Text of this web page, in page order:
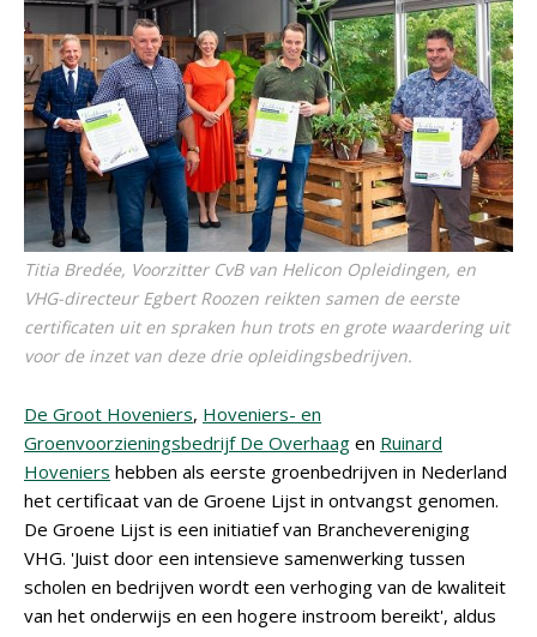
Titia Bredée, Voorzitter CvB van Helicon Opleidingen, en
VHG-directeur Egbert Roozen reikten samen de eerste
certificaten uit en spraken hun trots en grote waardering uit
voor de inzet van deze drie opleidingsbedrijven.
De Groot Hoveniers, Hoveniers- en
Groenvoorzieningsbedrijf De Overhaag en Ruinard
Hoveniers hebben als eerste groenbedrijven in Nederland
het certificaat van de Groene Lijst in ontvangst genomen.
De Groene Lijst is een initiatief van Branchevereniging
VHG. 'Juist door een intensieve samenwerking tussen
scholen en bedrijven wordt een verhoging van de kwaliteit
van het onderwijs en een hogere instroom bereikt', aldus